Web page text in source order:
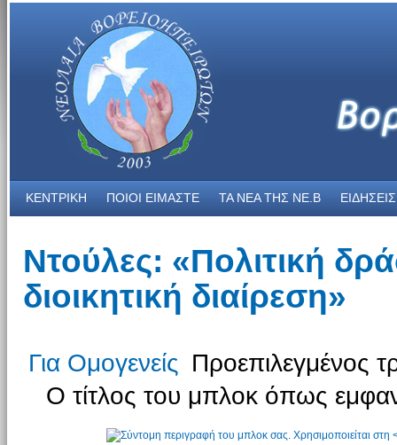
ΚΕΝΤΡΙΚΗ ΠΟΙΟΙ ΕΙΜΑΣΤΕ ΤΑ ΝΕΑ THΣ NE.B ΕΙΔΗΣΕΙΣ
Ντούλες: «Πολιτική
διοικητική διαίρεση»
Για Ομογενείς Προεπιλεγμένος
Ο τίτλος του μπλοκ όπως